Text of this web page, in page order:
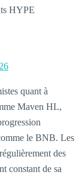
HYPE
quant à
Maven HL,
le BNB. Les
des
constant de sa